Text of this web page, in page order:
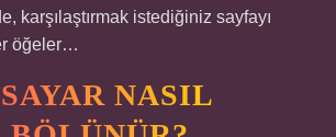
karşılaştırmak istediğiniz sayfayı
öğeler…
NASIL